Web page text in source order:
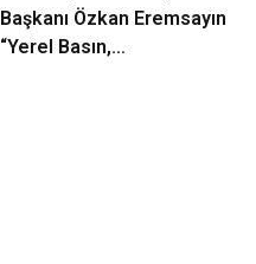
Başkanı Özkan Eremsayın
“Yerel Basın,